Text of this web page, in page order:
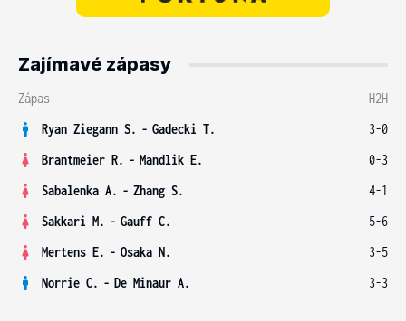
Zajímavé zápasy
Zápas
H2H
Ryan Ziegann S. - Gadecki T.
3-0
Brantmeier R. - Mandlik E.
0-3
Sabalenka A. - Zhang S.
4-1
Sakkari M. - Gauff C.
5-6
Mertens E. - Osaka N.
3-5
Norrie C. - De Minaur A. 3-3